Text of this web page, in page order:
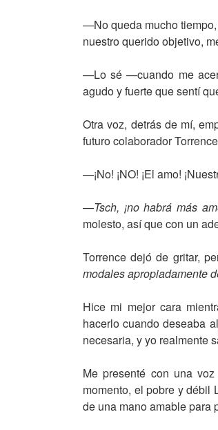
—No queda mucho
nuestro querido objetivo,
—Lo sé —cuando me
agudo y fuerte que sentí
Otra voz, detrás de mí,
futuro colaborador
—¡No! ¡NO! ¡El amo!
—Tsch, ¡no habrá más
molesto, así que con un
Torrence dejó de gritar,
modales apropiadamente
Hice mi mejor cara
hacerlo cuando deseaba
necesaria, y yo realmente
Me presenté con una
momento, el pobre y débil
de una mano amable para